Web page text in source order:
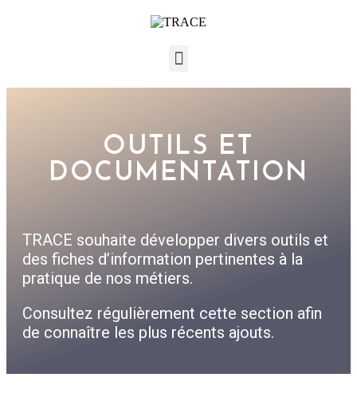
OUTILS ET
DOCUMENTATION
TRACE souhaite développer divers outils et
des fiches d’information pertinentes à la
pratique de nos métiers.
Consultez régulièrement cette section afin
de connaître les plus récents ajouts.